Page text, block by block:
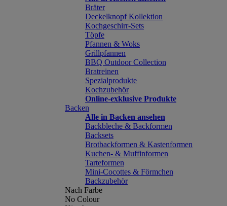
Bräter
Deckelknopf Kollektion
Kochgeschirr-Sets
Töpfe
Pfannen & Woks
Grillpfannen
BBQ Outdoor Collection
Bratreinen
Spezialprodukte
Kochzubehör
Online-exklusive Produkte
Backen
Alle in Backen ansehen
Backbleche & Backformen
Backsets
Brotbackformen & Kastenformen
Kuchen- & Muffinformen
Tarteformen
Mini-Cocottes & Förmchen
Backzubehör
Nach Farbe
No Colour